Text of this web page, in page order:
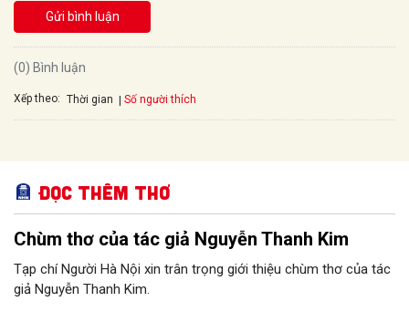
Gửi bình luận
(0) Bình luận
Xếp theo: Thời gian Số người thích
Đọc thêm Thơ
Chùm thơ của tác giả Nguyễn Thanh Kim
Tạp chí Người Hà Nội xin trân trọng giới thiệu chùm thơ của tác
giả Nguyễn Thanh Kim.